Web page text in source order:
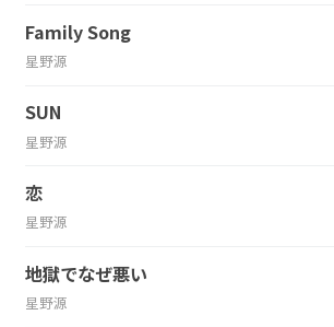
Family Song
星野源
SUN
星野源
恋
星野源
地獄でなぜ悪い
星野源